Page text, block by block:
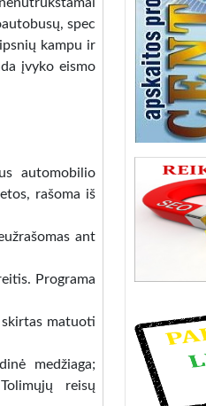
spec
kampu ir
įvyko eismo
automobilio
rašoma iš
ant
Programa
matuoti
medžiaga;
reisų